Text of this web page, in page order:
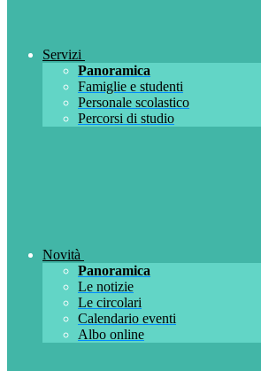
Servizi
Panoramica
Famiglie e studenti
Personale scolastico
Percorsi di studio
Novità
Panoramica
Le notizie
Le circolari
Calendario eventi
Albo online